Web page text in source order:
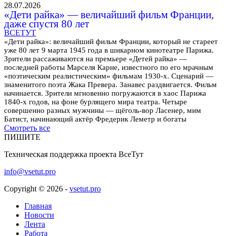
28.07.2026
«Дети райка» — величайший фильм Франции,
даже спустя 80 лет
ВСЕТУТ
«Дети райка»: величайший фильм Франции, который не стареет
уже 80 лет 9 марта 1945 года в шикарном кинотеатре Парижа.
Зрители рассаживаются на премьере «Детей райка» —
последней работы Марселя Карне, известного по его мрачным
«поэтическим реалистическим» фильмам 1930-х. Сценарий —
знаменитого поэта Жака Превера. Занавес раздвигается. Фильм
начинается. Зрители мгновенно погружаются в хаос Парижа
1840-х годов, на фоне бурлящего мира театра. Четыре
совершенно разных мужчины — щёголь-вор Ласенер, мим
Батист, начинающий актёр Фредерик Леметр и богаты
Смотреть все
ПИШИТЕ
Техническая поддержка проекта ВсеТут
info@vsetut.pro
Copyright © 2026 - vsetut.pro
Главная
Новости
Лента
Работа